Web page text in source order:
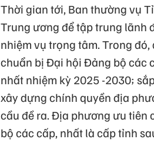
Thời gian tới, Ban thường vụ
Trung ương để tập trung lãnh
nhiệm vụ trọng tâm. Trong
chuẩn bị Đại hội Đảng bộ các
nhất nhiệm kỳ 2025 -2030;
xây dựng chính quyền địa
cầu đề ra. Địa phương ưu tiên
bộ các cấp, nhất là cấp tỉnh